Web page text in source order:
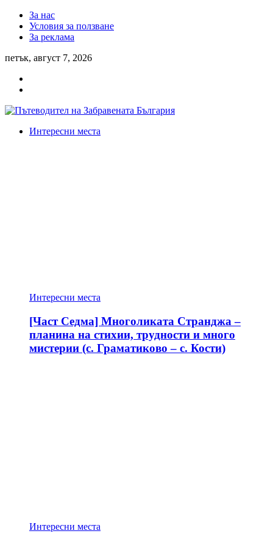
За нас
Условия за ползване
За реклама
петък, август 7, 2026
Интересни места
Интересни места
[Част Седма] Многоликата Странджа –
планина на стихии, трудности и много
мистерии (с. Граматиково – с. Кости)
Интересни места